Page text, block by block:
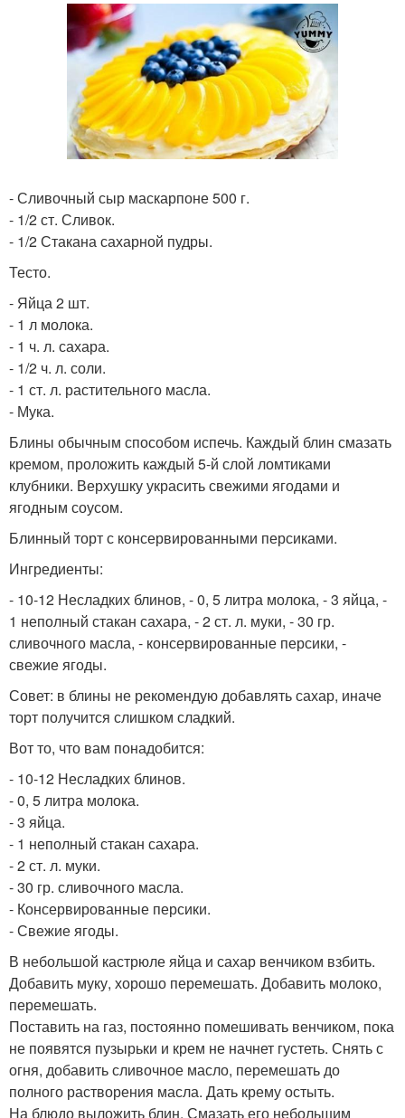
- Сливочный сыр маскарпоне 500 г.
- 1/2 ст. Сливок.
- 1/2 Стакана сахарной пудры.
Тесто.
- Яйца 2 шт.
- 1 л молока.
- 1 ч. л. сахара.
- 1/2 ч. л. соли.
- 1 ст. л. растительного масла.
- Мука.
Блины обычным способом испечь. Каждый блин смазать
кремом, проложить каждый 5-й слой ломтиками
клубники. Верхушку украсить свежими ягодами и
ягодным соусом.
Блинный торт с консервированными персиками.
Ингредиенты:
- 10-12 Несладких блинов, - 0, 5 литра молока, - 3 яйца, -
1 неполный стакан сахара, - 2 ст. л. муки, - 30 гр.
сливочного масла, - консервированные персики, -
свежие ягоды.
Совет: в блины не рекомендую добавлять сахар, иначе
торт получится слишком сладкий.
Вот то, что вам понадобится:
- 10-12 Несладких блинов.
- 0, 5 литра молока.
- 3 яйца.
- 1 неполный стакан сахара.
- 2 ст. л. муки.
- 30 гр. сливочного масла.
- Консервированные персики.
- Свежие ягоды.
В небольшой кастрюле яйца и сахар венчиком взбить.
Добавить муку, хорошо перемешать. Добавить молоко,
перемешать.
Поставить на газ, постоянно помешивать венчиком, пока
не появятся пузырьки и крем не начнет густеть. Снять с
огня, добавить сливочное масло, перемешать до
полного растворения масла. Дать крему остыть.
На блюдо выложить блин. Смазать его небольшим